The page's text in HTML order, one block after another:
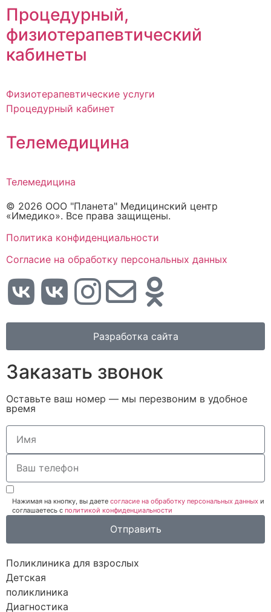
Процедурный,
физиотерапевтический
кабинеты
Физиотерапевтические услуги
Процедурный кабинет
Телемедицина
Телемедицина
© 2026 ООО "Планета" Медицинский центр
«Имедико». Все права защищены.
Политика конфиденциальности
Cогласие на обработку персональных данных
Разработка сайта
Заказать звонок
Оставьте ваш номер — мы перезвоним в удобное
время
Нажимая на кнопку, вы даете согласие на обработку персональных данных и
соглашаетесь c политикой конфиденциальности
Отправить
Поликлиника для взрослых
Детская
поликлиника
Диагностика